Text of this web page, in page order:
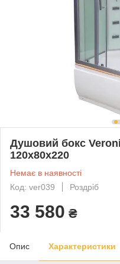
Душовий бокс
120х80х220
Немає в наявності
Код: ver039
Роздріб
33 580 ₴
Опис Характеристики